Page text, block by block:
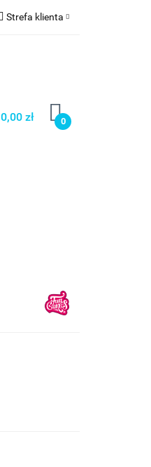
Strefa klienta
0,00 zł 0